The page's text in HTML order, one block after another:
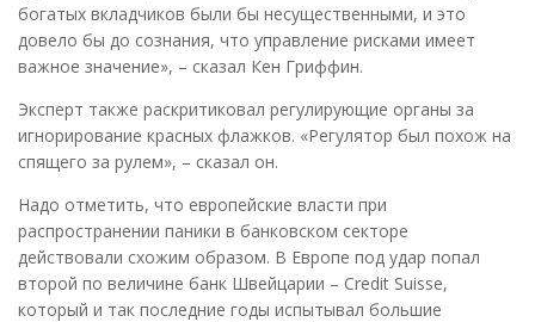
богатых вкладчиков были бы несущественными, и это
довело бы до сознания, что управление рисками имеет
важное значение», – сказал Кен Гриффин.
Эксперт также раскритиковал регулирующие органы за
игнорирование красных флажков. «Регулятор был похож на
спящего за рулем», – сказал он.
Надо отметить, что европейские власти при
распространении паники в банковском секторе
действовали схожим образом. В Европе под удар попал
второй по величине банк Швейцарии – Credit Suisse,
который и так последние годы испытывал большие